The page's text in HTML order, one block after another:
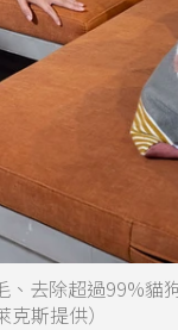
、去除超過99%貓
斯提供）